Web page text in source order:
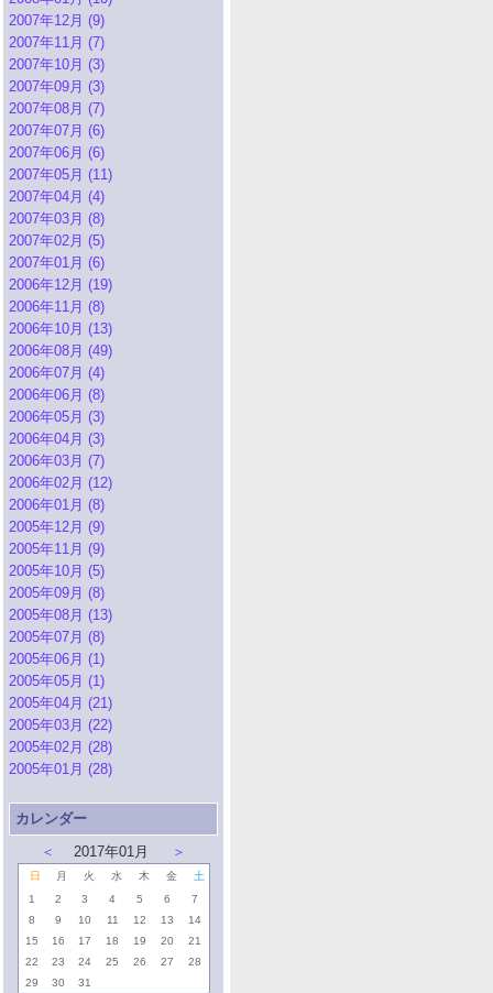
2007年12月 (9)
2007年11月 (7)
2007年10月 (3)
2007年09月 (3)
2007年08月 (7)
2007年07月 (6)
2007年06月 (6)
2007年05月 (11)
2007年04月 (4)
2007年03月 (8)
2007年02月 (5)
2007年01月 (6)
2006年12月 (19)
2006年11月 (8)
2006年10月 (13)
2006年08月 (49)
2006年07月 (4)
2006年06月 (8)
2006年05月 (3)
2006年04月 (3)
2006年03月 (7)
2006年02月 (12)
2006年01月 (8)
2005年12月 (9)
2005年11月 (9)
2005年10月 (5)
2005年09月 (8)
2005年08月 (13)
2005年07月 (8)
2005年06月 (1)
2005年05月 (1)
2005年04月 (21)
2005年03月 (22)
2005年02月 (28)
2005年01月 (28)
カレンダー
＜
2017年01月 ＞
日 月 火 水 木 金
土
1
2 3 4 5 6
7
8
9 10 11 12 13
14
15
16 17 18 19 20
21
22
23 24 25 26 27
28
29
30 31